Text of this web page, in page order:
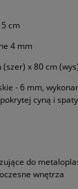
cm
4 mm
(szer) x 80 cm
- 6 mm,
cyną i
do
wnętrza